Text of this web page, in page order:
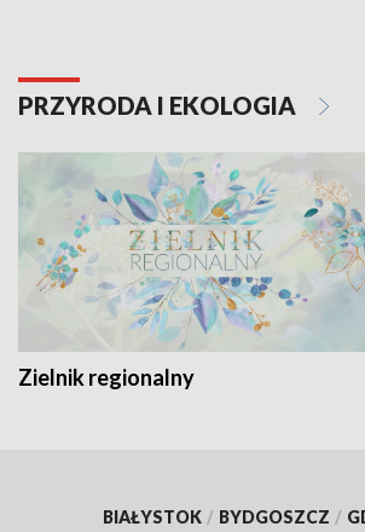
PRZYRODA I EKOLOGIA
Zielnik regionalny
BIAŁYSTOK / BYDGOSZCZ /